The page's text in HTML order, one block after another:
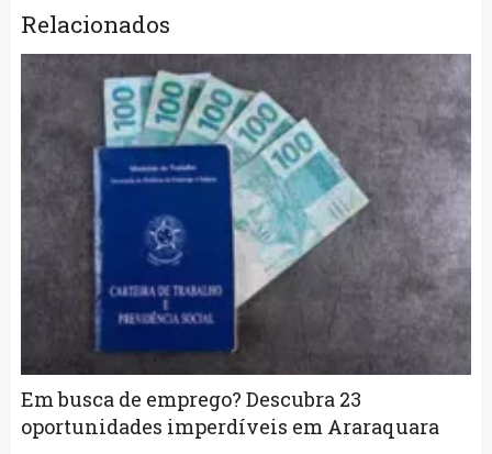
Relacionados
Em busca de emprego? Descubra 23
oportunidades imperdíveis em Araraquara